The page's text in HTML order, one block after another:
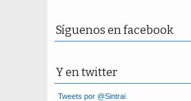
Síguenos en facebook
Y en twitter
Tweets por @Sintrai